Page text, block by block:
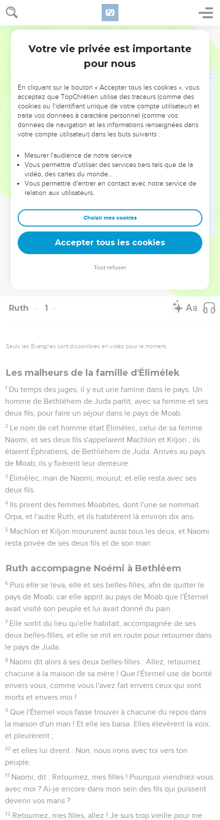
Ruth Introduction
Cette expression d’attachement filial s’accompagne d’une
démarche spirituelle : « Ton peuple sera mon peuple et ton
Dieu sera mon Dieu » (1.16). L’Eternel vient récompenser
champ de Booz, qui l’épouse et lui assure, ainsi qu’à Noémi,
une descendance et la sécurité.
Ce petit chef-d’œuvre littéraire nous fait entrer dans
l’intimité d’une famille qui révère l’Eternel. Il montre
comment Dieu récompense la fidélité des croyants, même
étrangers au peuple d’Israël : Ruth, la Moabite, manifeste un
bel exemple de loyauté envers sa belle-mère et le Dieu de
Construit en quatre tableaux, le récit culmine dans la
généalogie finale : Ruth met au monde un fils qui sera le
grand-père du roi David. C’est ainsi qu’une païenne figure
1.15). Le Nouveau Testament dira encore plus clairement
que l’Eternel, le Dieu d’Israël, est le Dieu de tous ceux qui
placent leur confiance en lui.
permission. All rights reserved worldwide.
Ruth 1
Seuls les Évangiles sont disponibles en vidéo pour le moment.
Les malheurs de la famille d'Élimélek
1 Du temps des juges, il y eut une famine dans le pays. Un
homme de Bethléhem de Juda partit, avec sa femme et ses
deux fils, pour faire un séjour dans le pays de Moab.
2 Le nom de cet homme était Élimélec, celui de sa femme
Naomi, et ses deux fils s'appelaient Machlon et Kiljon ; ils
étaient Éphratiens, de Bethléhem de Juda. Arrivés au pays
de Moab, ils y fixèrent leur demeure.
3 Élimélec, mari de Naomi, mourut, et elle resta avec ses
deux fils.
4 Ils prirent des femmes Moabites, dont l'une se nommait
Orpa, et l'autre Ruth, et ils habitèrent là environ dix ans.
5 Machlon et Kiljon moururent aussi tous les deux, et Naomi
resta privée de ses deux fils et de son mari.
Ruth accompagne Noémi à Bethléem
6 Puis elle se leva, elle et ses belles-filles, afin de quitter le
pays de Moab, car elle apprit au pays de Moab que l'Éternel
avait visité son peuple et lui avait donné du pain.
7 Elle sortit du lieu qu'elle habitait, accompagnée de ses
deux belles-filles, et elle se mit en route pour retourner dans
le pays de Juda.
8 Naomi dit alors à ses deux belles-filles : Allez, retournez
chacune à la maison de sa mère ! Que l'Éternel use de bonté
envers vous, comme vous l'avez fait envers ceux qui sont
morts et envers moi !
9 Que l'Éternel vous fasse trouver à chacune du repos dans
la maison d'un mari ! Et elle les baisa. Elles élevèrent la voix,
et pleurèrent ;
10 et elles lui dirent : Non, nous irons avec toi vers ton
peuple.
11 Naomi, dit : Retournez, mes filles ! Pourquoi viendriez-vous
avec moi ? Ai-je encore dans mon sein des fils qui puissent
devenir vos maris ?
12 Retournez, mes filles, allez ! Je suis trop vieille pour me
Votre vie privée est importante
pour nous
En cliquant sur le bouton « Accepter tous les cookies », vous
acceptez que TopChrétien utilise des traceurs (comme des
cookies ou l'identifiant unique de votre compte utilisateur) et
traite vos données à caractère personnel (comme vos
données de navigation et les informations renseignées dans
votre compte utilisateur) dans les buts suivants :
Mesurer l'audience de notre service
Vous permettre d'utiliser des services tiers tels que de la
vidéo, des cartes du monde…
Vous permettre d'entrer en contact avec notre service de
relation aux utilisateurs.
Choisir mes cookies
Accepter tous les cookies
Tout refuser